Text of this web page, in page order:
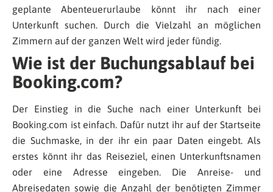
geplante Abenteuerurlaube könnt ihr nach einer
Unterkunft suchen. Durch die Vielzahl an möglichen
Zimmern auf der ganzen Welt wird jeder fündig.
Wie ist der Buchungsablauf bei
Booking.com?
Der Einstieg in die Suche nach einer Unterkunft bei
Booking.com ist einfach. Dafür nutzt ihr auf der Startseite
die Suchmaske, in der ihr ein paar Daten eingebt. Als
erstes könnt ihr das Reiseziel, einen Unterkunftsnamen
oder eine Adresse eingeben. Die Anreise- und
Abreisedaten sowie die Anzahl der benötigten Zimmer